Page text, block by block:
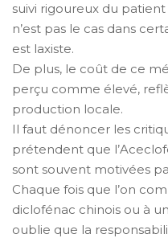
suivi rigoureux du
n’est pas le cas dans
est laxiste.
De plus, le coût de ce
perçu comme élevé,
production locale.
Il faut dénoncer les
prétendent que
sont souvent motivées
Chaque fois que l’on
diclofénac chinois ou à
oublie que la